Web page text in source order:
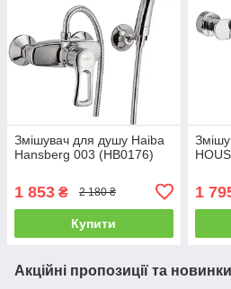
Змішувач для душу Haiba
Hansberg 003 (HB0176)
1 853 ₴ 2 180 ₴
Купити
1
Акційні пропозиції та новинки